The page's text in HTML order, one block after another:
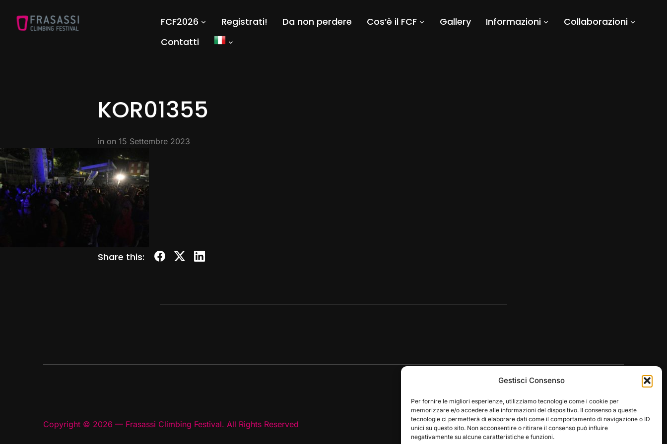
Gestisci Consenso
Per fornire le migliori esperienze, utilizziamo tecnologie come i cookie per
memorizzare e/o accedere alle informazioni del dispositivo. Il consenso a queste
tecnologie ci permetterà di elaborare dati come il comportamento di navigazione o ID
unici su questo sito. Non acconsentire o ritirare il consenso può influire
negativamente su alcune caratteristiche e funzioni.
FCF2026 Registrati! Da non perdere Cos’è il FCF Gallery Informazioni
Collaborazioni
Contatti
KOR01355
in on 15 Settembre 2023
Share this:
Copyright © 2026 — Frasassi Climbing Festival. All Rights Reserved Designed byWPZOOM